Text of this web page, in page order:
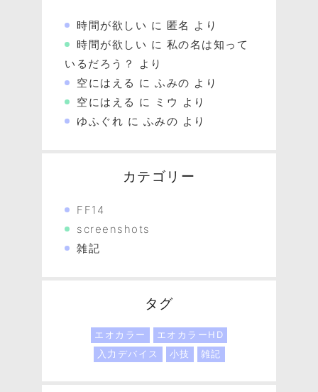
時間が欲しい に 匿名 より
時間が欲しい に 私の名は知って
いるだろう？
より
空にはえる に ふみの より
空にはえる に ミウ より
ゆふぐれ に ふみの より
カテゴリー
FF14
screenshots
雑記
タグ
エオカラー
エオカラーHD
入力デバイス
小技 雑記